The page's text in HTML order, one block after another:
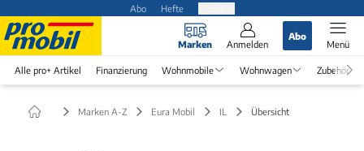
Abo Hefte
Marken Anmelden
Abo
Menü
Alle pro+ Artikel Finanzierung Wohnmobile Wohnwagen Zubehör
Marken A-Z Eura Mobil IL Übersicht